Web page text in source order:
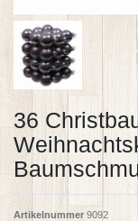
36
Artikelnummer 9092